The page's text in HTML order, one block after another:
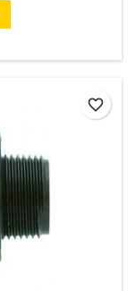
favorite_border